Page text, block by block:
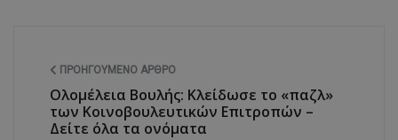
ΠΡΟΗΓΟΎΜΕΝΟ ΆΡΘΡΟ
Ολομέλεια Βουλής: Κλείδωσε το «παζλ»
των Κοινοβουλευτικών Επιτροπών –
Δείτε όλα τα ονόματα